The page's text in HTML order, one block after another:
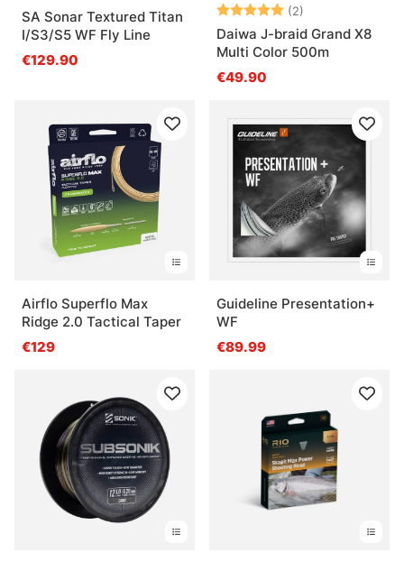
SA Sonar Textured Titan
I/S3/S5 WF Fly Line
€129.90
Note: (2)
Daiwa J-braid Grand X8
Multi Color 500m
€49.90
Airflo Superflo Max
Ridge 2.0 Tactical Taper
€129
Guideline Presentation+
WF
€89.99